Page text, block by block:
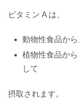
ビタミン A は、
動物性食品か
植物性食品か
して
摂取されます。